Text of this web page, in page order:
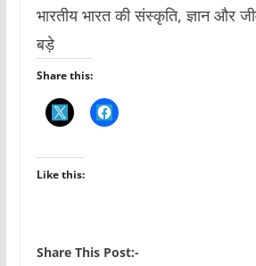
भारतीय भारत की संस्कृति, ज्ञान और
बड़े
Share this:
Like this:
Share This Post:-